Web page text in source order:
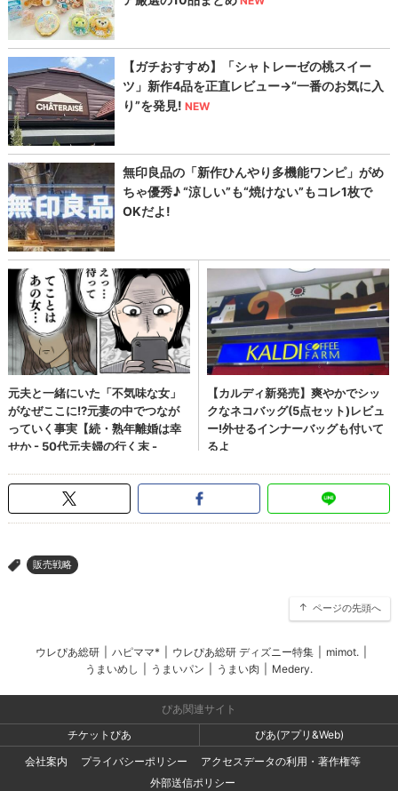
> 販売戦略
ページの先頭へ
ウレぴあ総研 ハピママ* ウレぴあ総研 ディズニー特集 mimot.
うまいめし
うまいパン うまい肉 Medery.
ぴあ関連サイト
チケットぴあ
ぴあ(アプリ&Web)
会社案内
プライバシーポリシー
アクセスデータの利用・著作権等
外部送信ポリシー